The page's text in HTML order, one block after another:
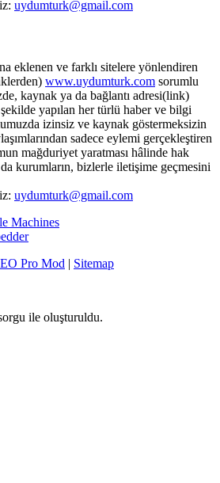
uydumturk@gmail.com
eklenen ve farklı sitelere yönlendiren
www.uydumturk.com sorumlu
kaynak ya da bağlantı adresi(link)
yapılan her türlü haber ve bilgi
izinsiz ve kaynak göstermeksizin
sadece eylemi gerçekleştiren
mağduriyet yaratması hâlinde hak
kurumların, bizlerle iletişime geçmesini
uydumturk@gmail.com
Machines
Pro Mod | Sitemap
ile oluşturuldu.